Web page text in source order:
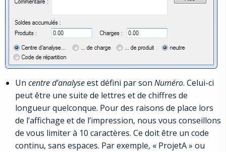
Un centre d’analyseest défini par son Numéro. Celui-ci
peut être une suite de lettres et de chiffres de
longueur quelconque. Pour des raisons de place lors
de l’affichage et de l’impression, nous vous conseillons
de vous limiter à 10 caractères. Ce doit être un code
continu, sans espaces. Par exemple, « ProjetA » ou